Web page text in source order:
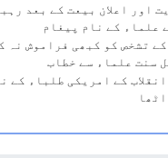
اور اعلان بیعت کے بعد
علماء کے نام پیغام
کے تشخص کو کبھی فراموش نہ
سنت علماء سے خطاب
کے امریکی طلباء کے